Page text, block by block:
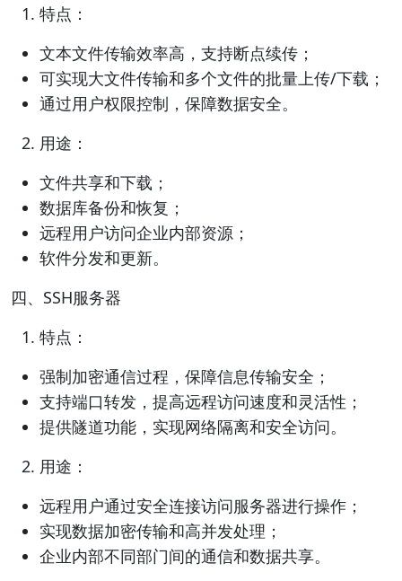
特点：
文本文件传输效率高，支持断点续传；
可实现大文件传输和多个文件的批量上传/下载；
通过用户权限控制，保障数据安全。
用途：
文件共享和下载；
数据库备份和恢复；
远程用户访问企业内部资源；
软件分发和更新。
四、SSH服务器
特点：
强制加密通信过程，保障信息传输安全；
支持端口转发，提高远程访问速度和灵活性；
提供隧道功能，实现网络隔离和安全访问。
用途：
远程用户通过安全连接访问服务器进行操作；
实现数据加密传输和高并发处理；
企业内部不同部门间的通信和数据共享。